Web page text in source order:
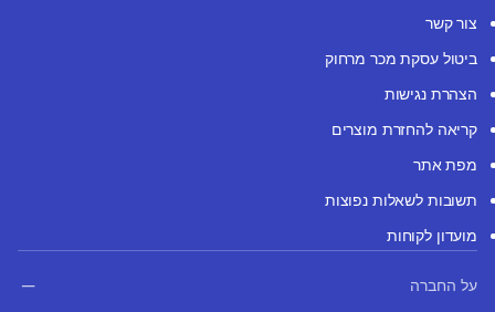
צור קשר
ביטול עסקת מכר מרחוק
הצהרת נגישות
קריאה להחזרת מוצרים
מפת אתר
תשובות לשאלות נפוצות
מועדון לקוחות
על החברה